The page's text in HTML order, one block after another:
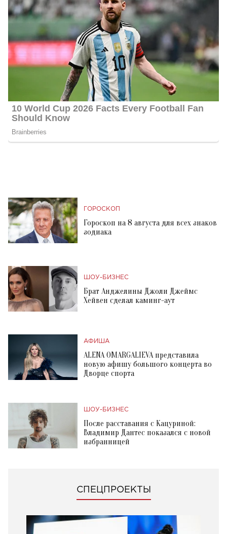
ГОРОСКОП
Гороскоп на 8 августа для всех знаков
зодиака
ШОУ-БИЗНЕС
Брат Анджелины Джоли Джеймс
Хейвен сделал каминг-аут
АФИША
ALENA OMARGALIEVA представила
новую афишу большого концерта во
Дворце спорта
ШОУ-БИЗНЕС
После расставания с Кацуриной:
Владимир Дантес показался с новой
избранницей
СПЕЦПРОЕКТЫ